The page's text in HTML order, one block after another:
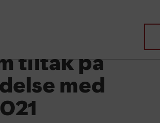
tiltak på
med